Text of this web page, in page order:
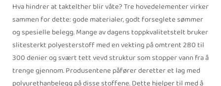
Hva hindrer at taktelther blir våte? Tre hovedelementer virker
sammen for dette: gode materialer, godt forseglete sømmer
og spesielle belegg. Mange av dagens toppkvalitetstelt bruker
slitesterkt polyesterstoff med en vekting på omtrent 280 til
300 denier og svært tett vevd struktur som stopper vann fra å
trenge gjennom. Produsentene påfører deretter et lag med
polyurethanbelegg på disse stoffene. Dette hjelper til med å